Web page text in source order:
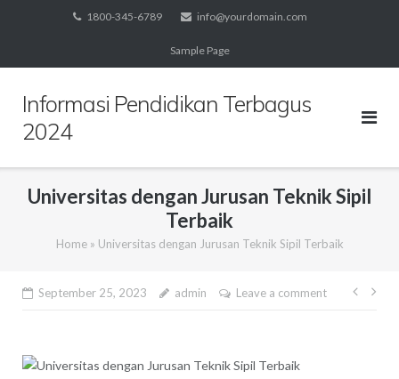
1800-345-6789 info@yourdomain.com
Sample Page
Informasi Pendidikan Terbagus
2024
Universitas dengan Jurusan Teknik Sipil
Terbaik
Home» Universitas dengan Jurusan Teknik Sipil Terbaik
September 25, 2023 admin Leave a comment
Post